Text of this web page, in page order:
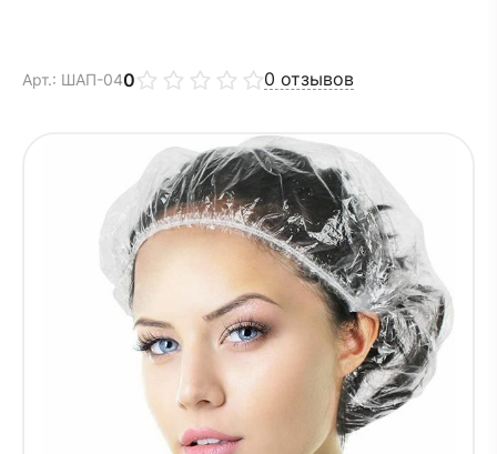
Арт.: ШАП-040 0 отзывов